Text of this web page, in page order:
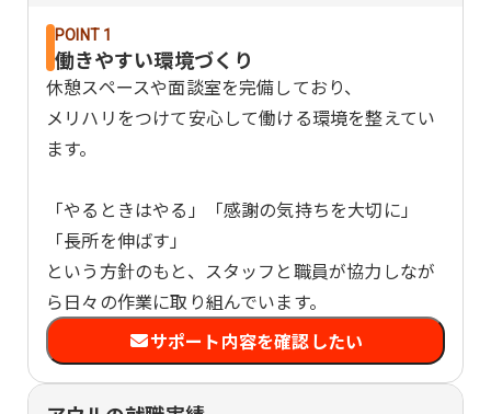
POINT 1
働きやすい環境づくり
休憩スペースや面談室を完備しており、
メリハリをつけて安心して働ける環境を整えてい
ます。
「やるときはやる」「感謝の気持ちを大切に」
「長所を伸ばす」
という方針のもと、スタッフと職員が協力しなが
ら日々の作業に取り組んでいます。
サポート内容を確認したい